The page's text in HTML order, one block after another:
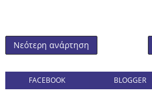
Νεότερη ανάρτηση
FACEBOOK BLOGGER